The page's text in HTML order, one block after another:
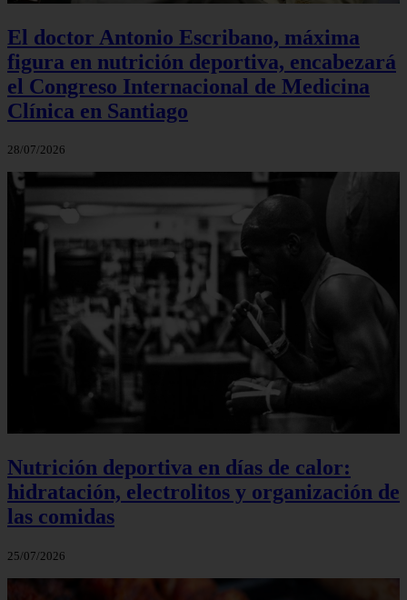
El doctor Antonio Escribano, máxima
figura en nutrición deportiva, encabezará
el Congreso Internacional de Medicina
Clínica en Santiago
28/07/2026
Nutrición deportiva en días de calor:
hidratación, electrolitos y organización de
las comidas
25/07/2026